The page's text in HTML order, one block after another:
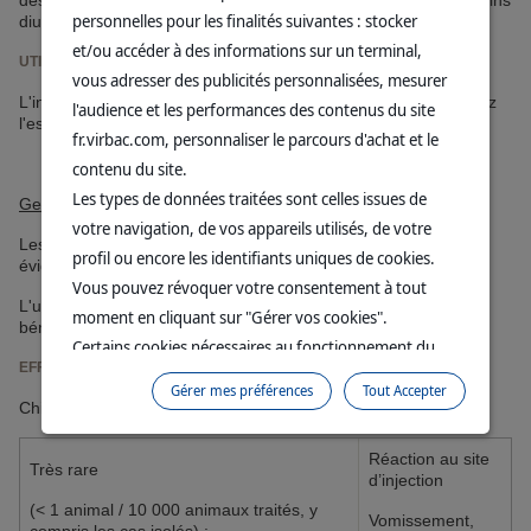
diurétiques (furosémide) peut accroître la néphrotoxicité.
UTILISATION EN CAS DE GRAVIDITÉ DE LACTATION OU DE PONTE
L'innocuité du médicament vétérinaire n'a pas été évaluée chez
l'espèce de destination.
Gestation :
Les études de laboratoire sur les animaux n'ont pas mis en
évidence d'effets tératogènes de la céfalexine.
L'utilisation ne doit se faire qu’après évaluation du rapport
bénéfice/risque établie par le vétérinaire responsable.
EFFETS INDÉSIRABLES
Chiens et chats :
Très rare
(< 1 animal / 10 000 animaux traités, y
Réaction au site
d’injection
Vomissement,
personnelles pour les finalités suivantes : stocker
et/ou accéder à des informations sur un terminal,
vous adresser des publicités personnalisées, mesurer
l'audience et les performances des contenus du site
fr.virbac.com, personnaliser le parcours d'achat et le
contenu du site.
Les types de données traitées sont celles issues de
votre navigation, de vos appareils utilisés, de votre
profil ou encore les identifiants uniques de cookies.
Vous pouvez révoquer votre consentement à tout
moment en cliquant sur "Gérer vos cookies".
Certains cookies nécessaires au fonctionnement du
site sont déposés sans votre consentement. Ils
permettent et facilitent votre navigation sur le site. En
cliquant sur “Continuer sans accepter” aucun cookie
soumis à votre consentement ne sera déposé.
Pour plus d'informations, vous pouvez consulter
notre Politique de protection des donnéeset notre
Tout Accepter
Gérer mes préférences